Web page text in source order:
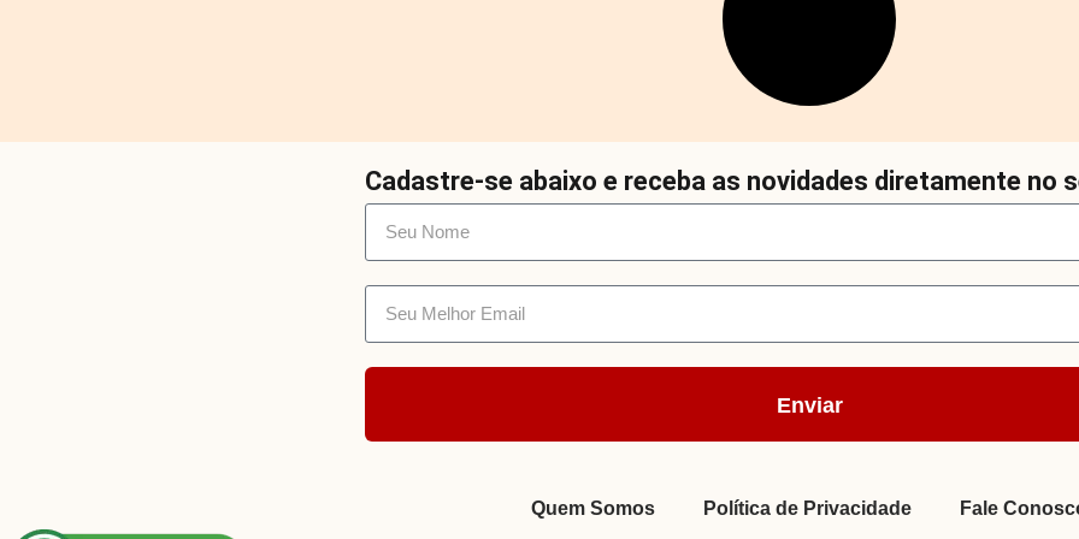
Cadastre-se abaixo e receba as novidades diretamente no
Enviar
Quem Somos Política de Privacidade Fale